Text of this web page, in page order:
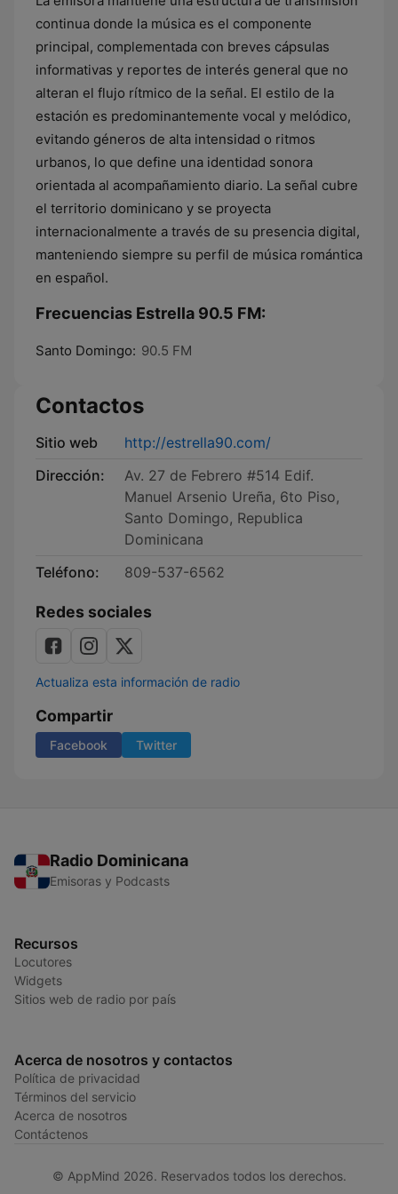
continua donde la música es el componente
principal, complementada con breves cápsulas
informativas y reportes de interés general que no
alteran el flujo rítmico de la señal. El estilo de la
estación es predominantemente vocal y melódico,
evitando géneros de alta intensidad o ritmos
urbanos, lo que define una identidad sonora
orientada al acompañamiento diario. La señal cubre
el territorio dominicano y se proyecta
internacionalmente a través de su presencia digital,
manteniendo siempre su perfil de música romántica
en español.
Frecuencias Estrella 90.5 FM:
Santo Domingo: 90.5 FM
Contactos
Sitio web
http://estrella90.com/
Dirección:
Av. 27 de Febrero #514 Edif.
Manuel Arsenio Ureña, 6to Piso,
Santo Domingo, Republica
Dominicana
Teléfono:
809-537-6562
Redes sociales
Actualiza esta información de radio
Compartir
Facebook Twitter
Radio Dominicana
Emisoras y Podcasts
Recursos
Locutores
Widgets
Sitios web de radio por país
Acerca de nosotros y contactos
Política de privacidad
Términos del servicio
Acerca de nosotros
Contáctenos
© AppMind 2026. Reservados todos los derechos.